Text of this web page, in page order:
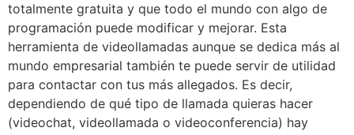
totalmente gratuita y que todo el mundo con algo de
programación puede modificar y mejorar. Esta
herramienta de videollamadas aunque se dedica más al
mundo empresarial también te puede servir de utilidad
para contactar con tus más allegados. Es decir,
dependiendo de qué tipo de llamada quieras hacer
(videochat, videollamada o videoconferencia) hay